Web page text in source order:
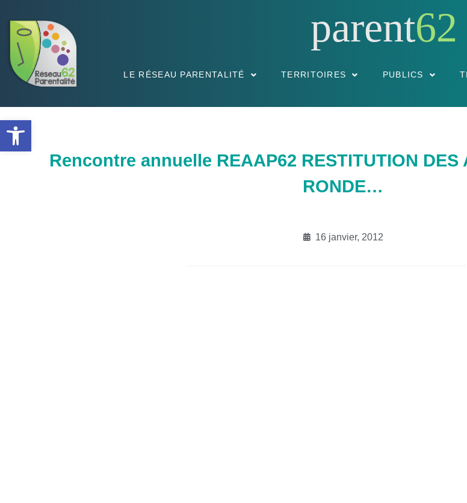
Ouvrir la barre d’outils
parent62
LE RÉSEAU PARENTALITÉ TERRITOIRES PUBLICS
Rencontre annuelle REAAP62 RESTITUTION DES
RONDE…
16 janvier, 2012